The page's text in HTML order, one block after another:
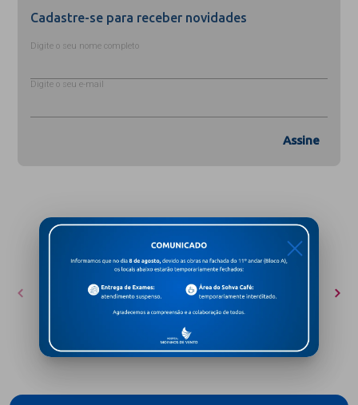
Cadastre-se para receber novidades
Digite o seu nome completo
Digite o seu e-mail
Assine
X